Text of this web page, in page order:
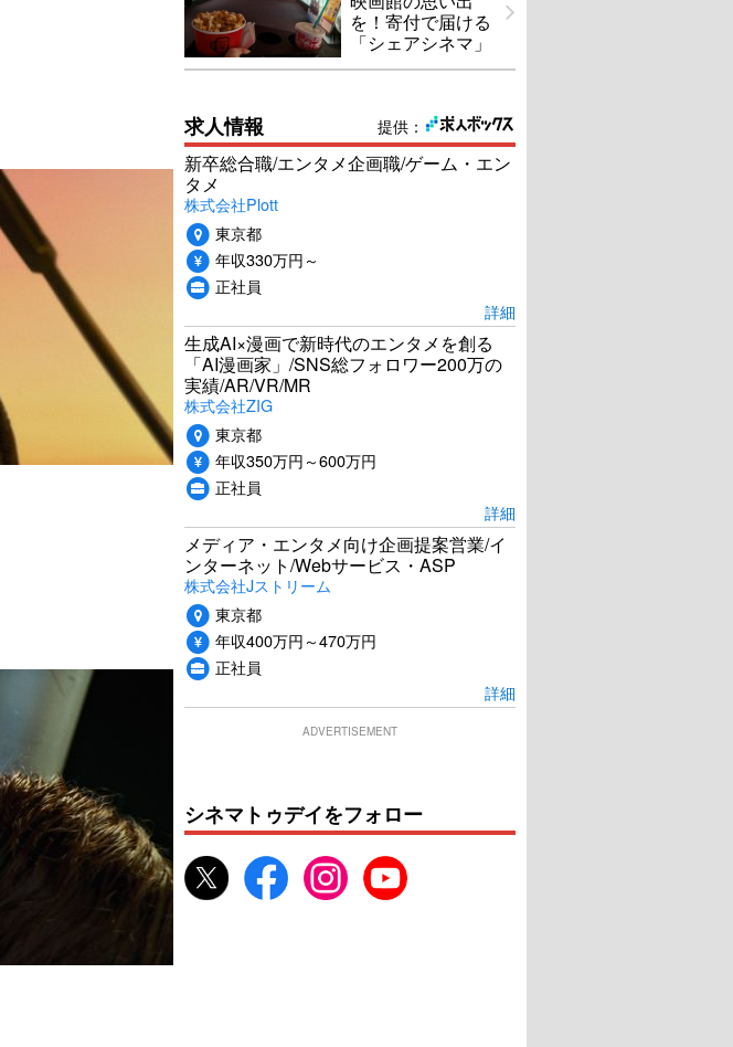
を！寄付で届ける
「シェアシネマ」
提供：
求人情報
新卒総合職/エンタメ企画職/ゲーム・エン
タメ
株式会社Plott
東京都
年収330万円～
正社員
詳細
生成AI×漫画で新時代のエンタメを創る
「AI漫画家」/SNS総フォロワー200万の
実績/AR/VR/MR
株式会社ZIG
東京都
年収350万円～600万円
正社員
詳細
メディア・エンタメ向け企画提案営業/イ
ンターネット/Webサービス・ASP
株式会社Jストリーム
東京都
年収400万円～470万円
正社員
詳細
ADVERTISEMENT
シネマトゥデイをフォロー